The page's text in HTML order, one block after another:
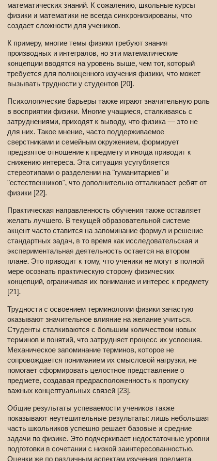
математических знаний. К сожалению, школьные курсы
физики и математики не всегда синхронизированы, что
создает сложности для учеников.
К примеру, многие темы физики требуют знания
производных и интегралов, но эти математические
концепции вводятся на уровень выше, чем тот, который
требуется для полноценного изучения физики, что может
вызывать трудности у студентов [20].
Психологические барьеры также играют значительную роль
в восприятии физики. Многие учащиеся, сталкиваясь с
затруднениями, приходят к выводу, что физика — это не
для них. Такое мнение, часто поддерживаемое
сверстниками и семейным окружением, формирует
предвзятое отношение к предмету и иногда приводит к
снижению интереса. Эта ситуация усугубляется
стереотипами о разделении на "гуманитариев" и
"естественников", что дополнительно отталкивает ребят от
физики [22].
Практическая направленность обучения также оставляет
желать лучшего. В текущей образовательной системе
акцент часто ставится на запоминание формул и решение
стандартных задач, в то время как исследовательская и
экспериментальная деятельность остается на втором
плане. Это приводит к тому, что ученики не могут в полной
мере осознать практическую сторону физических
концепций, ограничивая их понимание и интерес к предмету
[21].
Трудности с освоением терминологии физики зачастую
оказывают значительное влияние на желание учиться.
Студенты сталкиваются с большим количеством новых
терминов и понятий, что затрудняет процесс их усвоения.
Механическое запоминание терминов, которое не
сопровождается пониманием их смысловой нагрузки, не
помогает сформировать целостное представление о
предмете, создавая предрасположенность к пропуску
важных концептуальных связей [23].
Общие результаты успеваемости учеников также
показывают неутешительные результаты: лишь небольшая
часть школьников успешно решает базовые и средние
задачи по физике. Это подчеркивает недостаточные уровни
подготовки в сочетании с низкой заинтересованностью.
Оценки же по различным аспектам изучения предмета